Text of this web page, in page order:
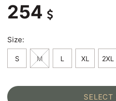
254
Size:
S M L XL 2XL
SELECT